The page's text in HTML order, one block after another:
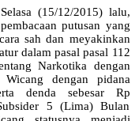
(15/12/2015) lalu,
putusan yang
sah dan meyakinkan
dalam pasal pasal 112
Narkotika dengan
dengan pidana
denda sebesar Rp
5 (Lima) Bulan